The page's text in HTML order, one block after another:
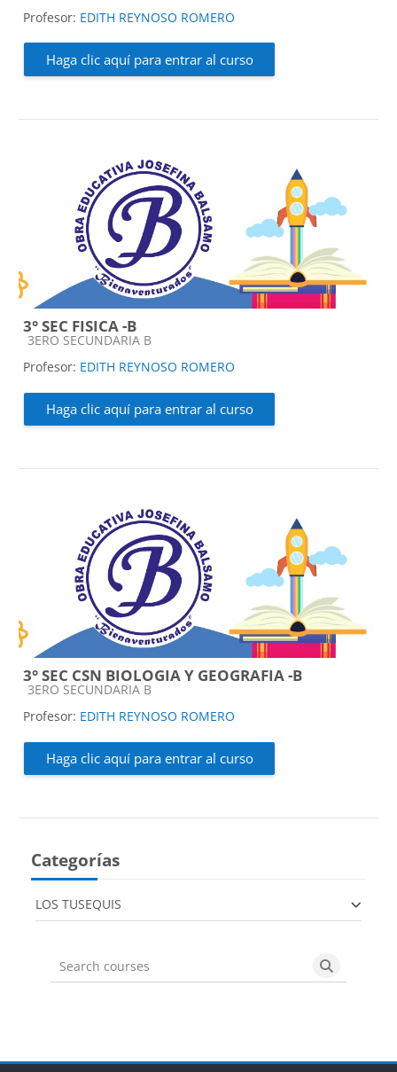
Profesor: EDITH REYNOSO ROMERO
Haga clic aquí para entrar al curso
3° SEC FISICA -B
Categoría de cursos
3ERO SECUNDARIA B
Profesor: EDITH REYNOSO ROMERO
Haga clic aquí para entrar al curso
3° SEC CSN BIOLOGIA Y GEOGRAFIA -B
Categoría de cursos
3ERO SECUNDARIA B
Profesor: EDITH REYNOSO ROMERO
Haga clic aquí para entrar al curso
Categorías
LOS TUSEQUIS
Search courses Search